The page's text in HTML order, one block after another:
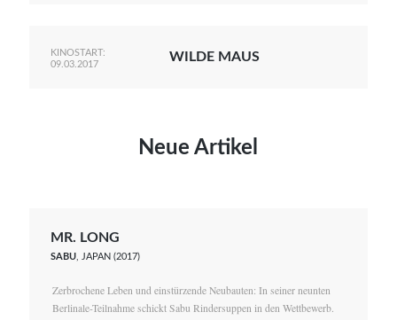
KINOSTART:
09.03.2017
WILDE MAUS
Neue Artikel
MR. LONG
SABU , JAPAN (2017)
Zerbrochene Leben und einstürzende Neubauten: In seiner neunten
Berlinale-Teilnahme schickt Sabu Rindersuppen in den Wettbewerb.